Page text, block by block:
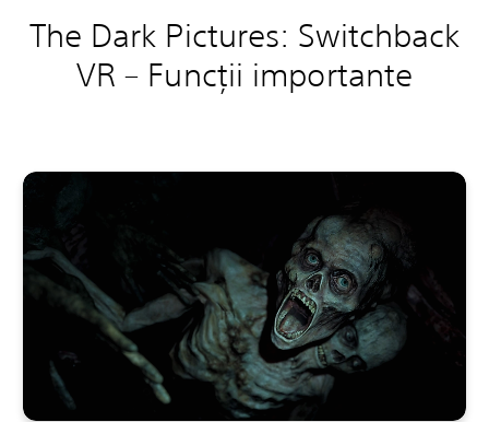
The Dark Pictures: Switchback
VR – Funcții importante